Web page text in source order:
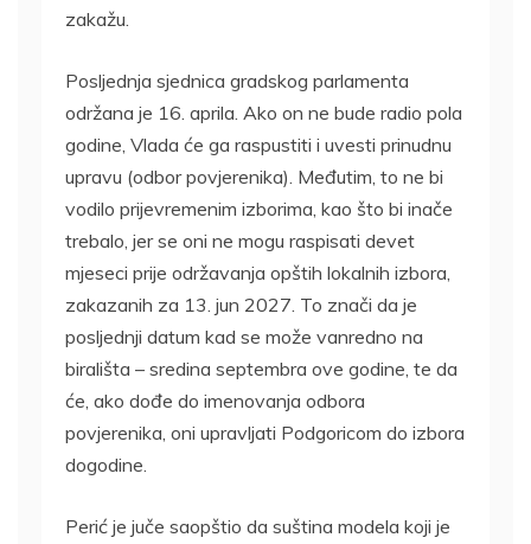
zakažu.
Posljednja sjednica gradskog parlamenta
održana je 16. aprila. Ako on ne bude radio pola
godine, Vlada će ga raspustiti i uvesti prinudnu
upravu (odbor povjerenika). Međutim, to ne bi
vodilo prijevremenim izborima, kao što bi inače
trebalo, jer se oni ne mogu raspisati devet
mjeseci prije održavanja opštih lokalnih izbora,
zakazanih za 13. jun 2027. To znači da je
posljednji datum kad se može vanredno na
birališta – sredina septembra ove godine, te da
će, ako dođe do imenovanja odbora
povjerenika, oni upravljati Podgoricom do izbora
dogodine.
Perić je juče saopštio da suština modela koji je